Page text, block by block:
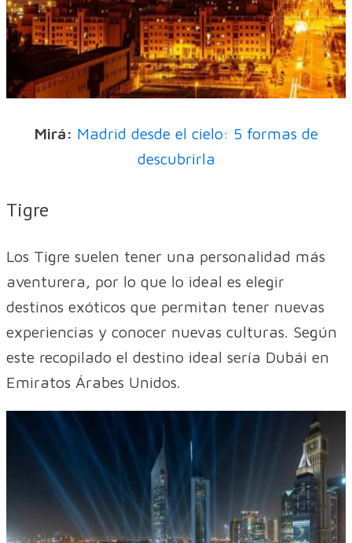
Mirá: Madrid desde el cielo: 5 formas de
descubrirla
Tigre
Los Tigre suelen tener una personalidad más
aventurera, por lo que lo ideal es elegir
destinos exóticos que permitan tener nuevas
experiencias y conocer nuevas culturas. Según
este recopilado el destino ideal sería Dubái en
Emiratos Árabes Unidos.